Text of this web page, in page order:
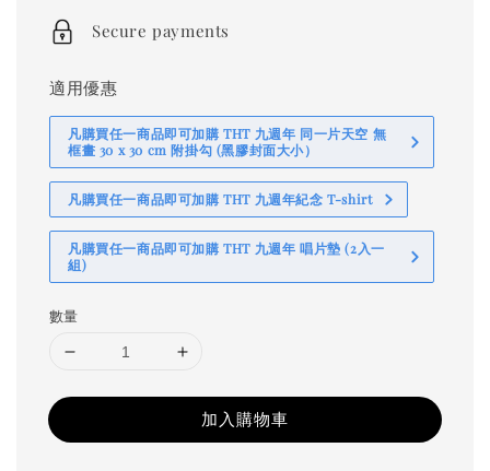
price
Secure payments
適用優惠
凡購買任一商品即可加購 THT 九週年 同一片天空 無
框畫 30 x 30 cm 附掛勾 (黑膠封面大小）
凡購買任一商品即可加購 THT 九週年紀念 T-shirt
凡購買任一商品即可加購 THT 九週年 唱片墊 (2入一
組)
數量
加入購物車